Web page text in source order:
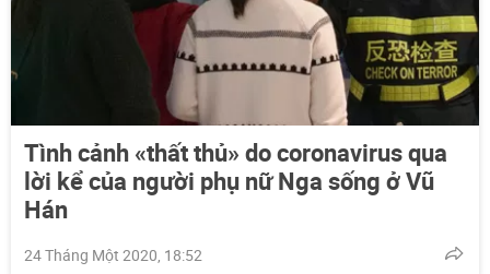
Tình cảnh «thất thủ» do coronavirus qua
lời kể của người phụ nữ Nga sống ở Vũ
Hán
24 Tháng Một 2020, 18:52